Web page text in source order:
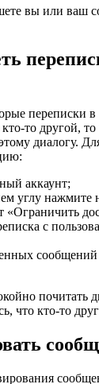
вы или ваш
переписки
то другой,
диалогу.
аккаунт;
углу нажмите
«Ограничить
с
почитать
что кто-то